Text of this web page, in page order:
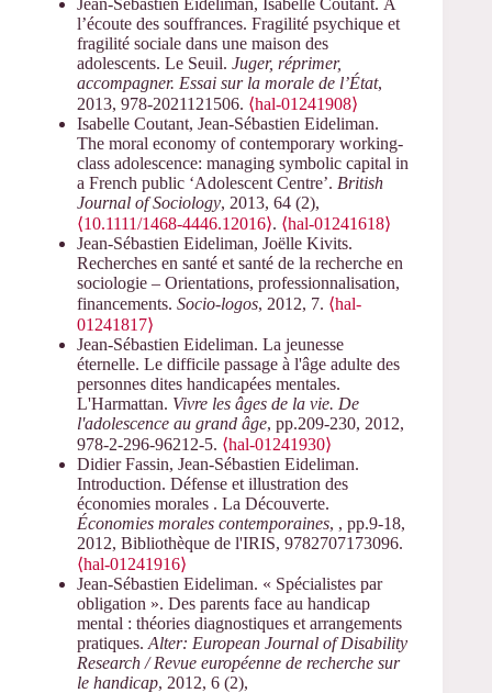
l’écoute des souffrances. Fragilité psychique et
fragilité sociale dans une maison des
adolescents. Le Seuil. Juger, réprimer,
accompagner. Essai sur la morale de l’État,
2013, 978-2021121506. ⟨hal-01241908⟩
Isabelle Coutant, Jean-Sébastien Eideliman.
The moral economy of contemporary working-
class adolescence: managing symbolic capital in
a French public ‘Adolescent Centre’. British
Journal of Sociology, 2013, 64 (2),
⟨10.1111/1468-4446.12016⟩. ⟨hal-01241618⟩
Jean-Sébastien Eideliman, Joëlle Kivits.
Recherches en santé et santé de la recherche en
sociologie – Orientations, professionnalisation,
financements. Socio-logos, 2012, 7. ⟨hal-
01241817⟩
Jean-Sébastien Eideliman. La jeunesse
éternelle. Le difficile passage à l'âge adulte des
personnes dites handicapées mentales.
L'Harmattan. Vivre les âges de la vie. De
l'adolescence au grand âge, pp.209-230, 2012,
978-2-296-96212-5. ⟨hal-01241930⟩
Didier Fassin, Jean-Sébastien Eideliman.
Introduction. Défense et illustration des
économies morales . La Découverte.
Économies morales contemporaines, , pp.9-18,
2012, Bibliothèque de l'IRIS, 9782707173096.
⟨hal-01241916⟩
Jean-Sébastien Eideliman. « Spécialistes par
obligation ». Des parents face au handicap
mental : théories diagnostiques et arrangements
pratiques. Alter: European Journal of Disability
Research / Revue européenne de recherche sur
le handicap, 2012, 6 (2),